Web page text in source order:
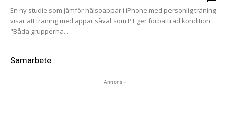
En ny studie som jämför hälsoappar i iPhone med personlig träning
visar att träning med appar såväl som PT ger förbättrad kondition.
"Båda grupperna...
Samarbete
- Annons -